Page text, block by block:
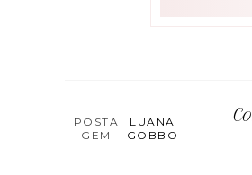
POSTA
GEM
LUANA
GOBBO